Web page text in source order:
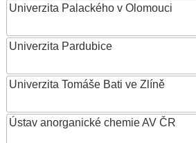
Univerzita Palackého v Olomouci
Univerzita Pardubice
Univerzita Tomáše Bati ve Zlíně
Ústav anorganické chemie AV ČR